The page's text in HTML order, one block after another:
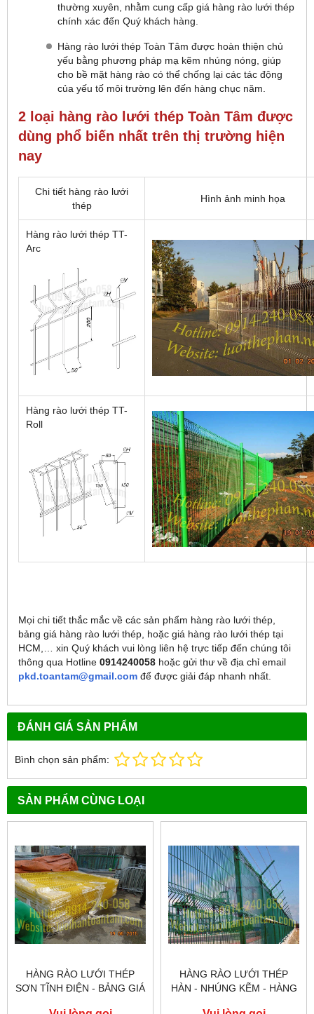
thường xuyên, nhằm cung cấp giá hàng rào lưới thép
chính xác đến Quý khách hàng.
Hàng rào lưới thép Toàn Tâm được hoàn thiện chủ
yếu bằng phương pháp mạ kẽm nhúng nóng, giúp
cho bề mặt hàng rào có thể chống lại các tác động
của yếu tố môi trường lên đến hàng chục năm.
2 loại hàng rào lưới thép Toàn Tâm được
dùng phổ biến nhất trên thị trường hiện
nay
Chi tiết hàng rào lưới
thép
Hình ảnh minh họa
Hàng rào lưới thép TT-
Arc
Hàng rào lưới thép TT-
Roll
Mọi chi tiết thắc mắc về các sản phẩm hàng rào lưới thép,
bảng giá hàng rào lưới thép, hoặc giá hàng rào lưới thép tại
HCM,… xin Quý khách vui lòng liên hệ trực tiếp đến chúng tôi
thông qua Hotline 0914240058 hoặc gửi thư về địa chỉ email
pkd.toantam@gmail.com để được giải đáp nhanh nhất.
ĐÁNH GIÁ SẢN PHẨM
Bình chọn sản phẩm:
SẢN PHẨM CÙNG LOẠI
HÀNG RÀO LƯỚI THÉP
SƠN TĨNH ĐIỆN - BẢNG GIÁ
HÀNG RÀO LƯỚI THÉP
HÀN - NHÚNG KẼM - HÀNG